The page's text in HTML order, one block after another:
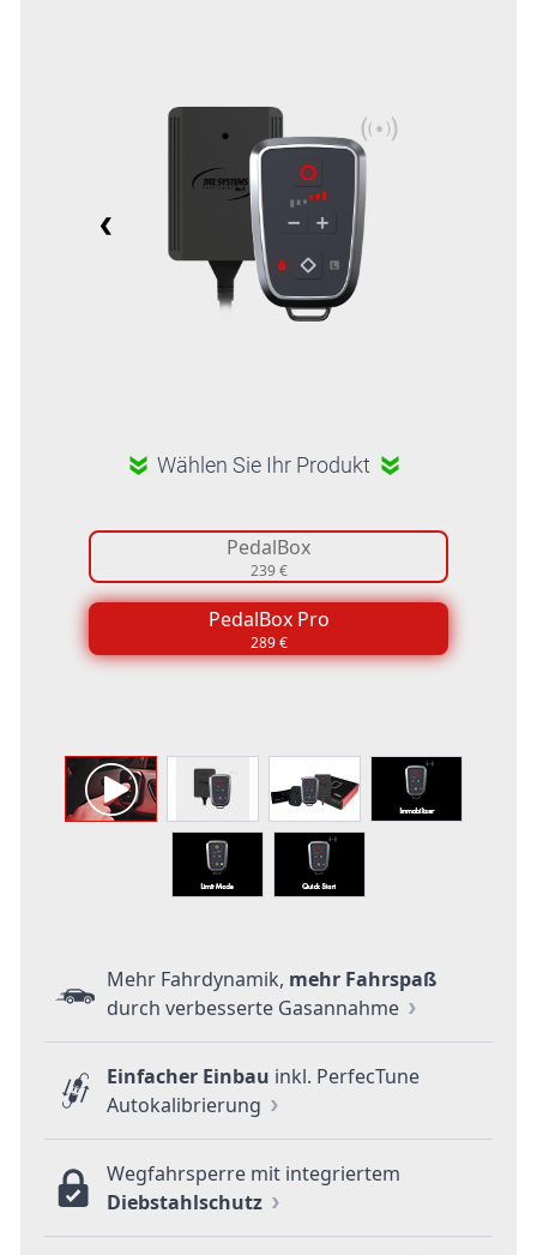
Mehr Fahrdynamik, mehr Fahrspaß
durch verbesserte Gasannahme
Einfacher Einbau inkl. PerfecTune
Autokalibrierung
Wegfahrsperre mit integriertem
Diebstahlschutz
Wählen Sie Ihr Produkt
PedalBox
239 €
PedalBox Pro
289 €